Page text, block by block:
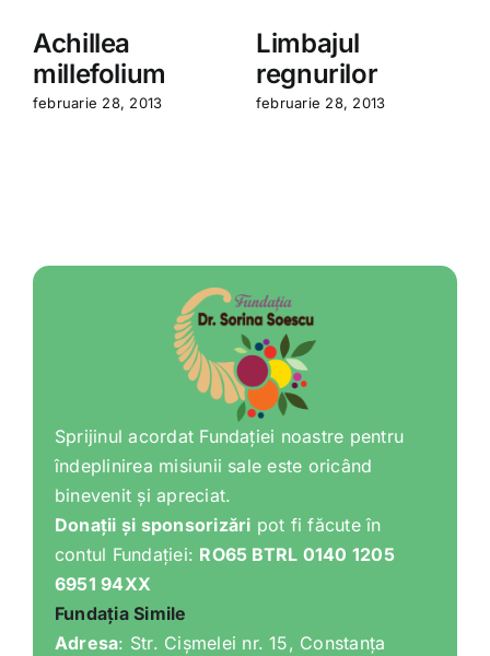
Achillea
millefolium
februarie 28, 2013
Limbajul
regnurilor
februarie 28, 2013
Sprijinul acordat Fundației noastre pentru
îndeplinirea misiunii sale este oricând
binevenit și apreciat.
Donații și sponsorizări pot fi făcute în
contul Fundației: RO65 BTRL 0140 1205
6951 94XX
Fundația Simile
Adresa: Str. Cișmelei nr. 15, Constanța